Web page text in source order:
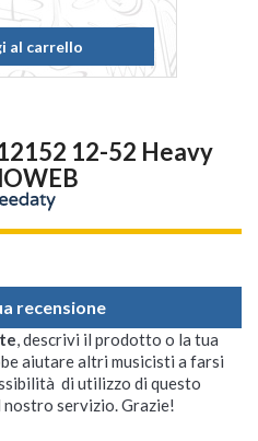
al carrello
12-52 Heavy
recensione
, descrivi il prodotto o la tua
aiutare altri musicisti a farsi
di utilizzo di questo
nostro servizio. Grazie!